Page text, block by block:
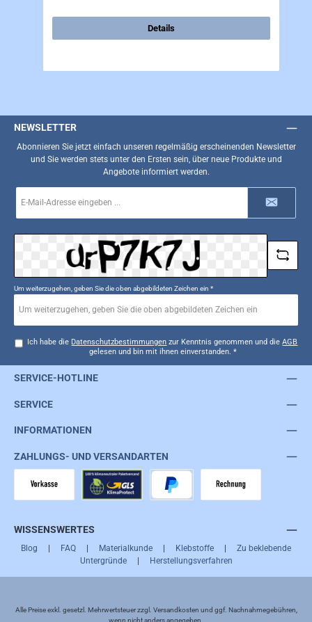
Details
NEWSLETTER
Abonnieren Sie jetzt einfach unseren regelmäßig erscheinenden Newsletter
und Sie werden stets unter den Ersten sein, über neue Produkte und
Angebote informiert werden.
Mail-
*
Um weiterzugehen, geben Sie die oben abgebildeten Zeichen ein *
Ich habe die Datenschutzbestimmungen zur Kenntnis genommen und dieAGB
gelesen und bin mit ihnen einverstanden. *
SERVICE-HOTLINE
SERVICE
INFORMATIONEN
ZAHLUNGS- UND VERSANDARTEN
WISSENSWERTES
Blog FAQ Materialkunde Klebstoffe
Zu beklebende
Untergründe| Herstellungsverfahren
Alle Preise exkl. gesetzl. Mehrwertsteuer zzgl. Versandkosten und ggf. Nachnahmegebühren,